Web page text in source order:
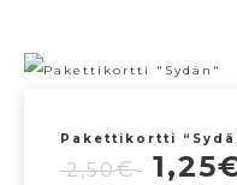
Pakettikortti
2,50€ 1,25